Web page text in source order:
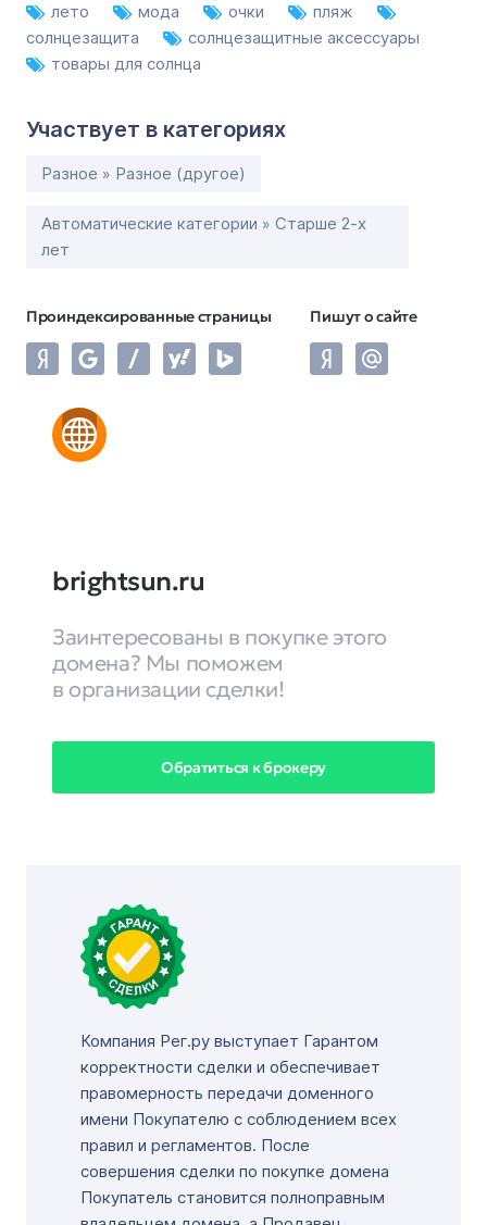
лето мода очки
пляж
солнцезащита
солнцезащитные аксессуары
товары для солнца
Участвует в категориях
Разное » Разное (другое)
Автоматические категории » Старше 2-х
лет
Проиндексированные страницы Пишут о сайте
brightsun.ru
Заинтересованы в покупке этого
домена? Мы поможем
в организации сделки!
Обратиться к брокеру
Компания Рег.ру выступает Гарантом
корректности сделки и обеспечивает
правомерность передачи доменного
имени Покупателю с соблюдением всех
правил и регламентов. После
совершения сделки по покупке домена
Покупатель становится полноправным